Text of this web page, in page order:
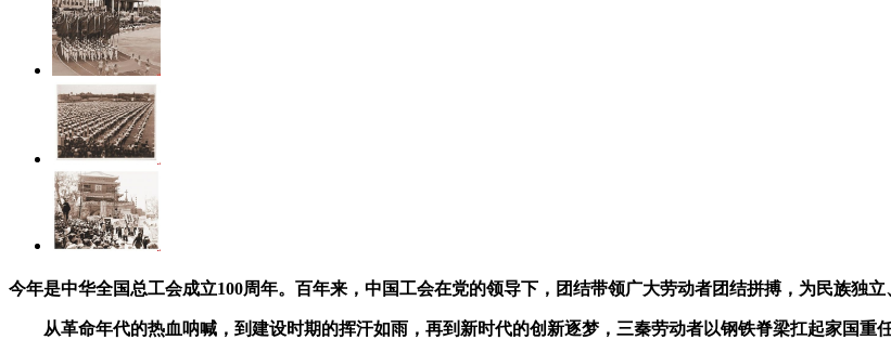
今年是中华全国总工会成立100周年。百年来，中国工会在党的领导下，团结带领广大劳动者团结拼搏，为民族独立
从革命年代的热血呐喊，到建设时期的挥汗如雨，再到新时代的创新逐梦，三秦劳动者以钢铁脊梁扛起家国重